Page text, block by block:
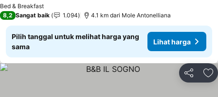
Bed & Breakfast
8,2 Sangat baik 1.094 4.1 km dari Mole Antonelliana
Pilih tanggal untuk melihat harga yang
sama
Lihat harga
Bagikan